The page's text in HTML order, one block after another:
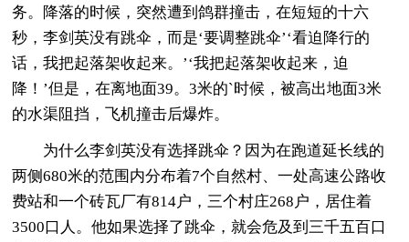
务。降落的时候，突然遭到鸽群撞击，在短短的十六
秒，李剑英没有跳伞，而是‘要调整跳伞’‘看迫降行的
话，我把起落架收起来。’‘我把起落架收起来，迫
降！’但是，在离地面39。3米的`时候，被高出地面3米
的水渠阻挡，飞机撞击后爆炸。
为什么李剑英没有选择跳伞？因为在跑道延长线的
两侧680米的范围内分布着7个自然村、一处高速公路收
费站和一个砖瓦厂有814户，三个村庄268户，居住着
3500口人。他如果选择了跳伞，就会危及到三千五百口